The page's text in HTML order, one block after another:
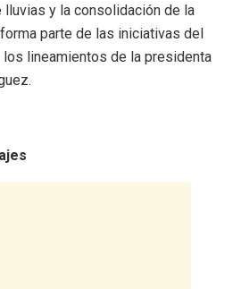
y la consolidación de la
parte de las iniciativas del
los lineamientos de la presidenta